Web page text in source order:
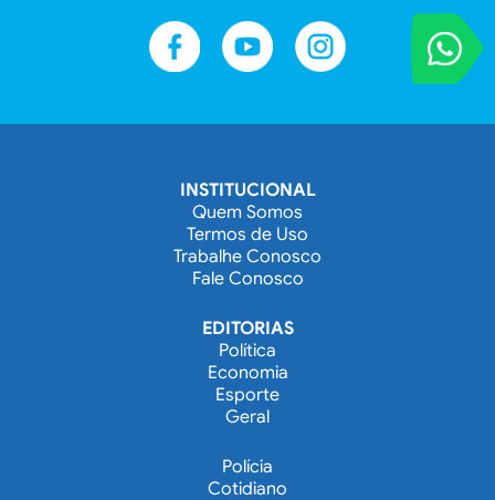
VOCÊ
Entre em
INSTITUCIONAL
Quem Somos
Termos de Uso
Trabalhe Conosco
Fale Conosco
EDITORIAS
Política
Economia
Esporte
Geral
Polícia
Cotidiano